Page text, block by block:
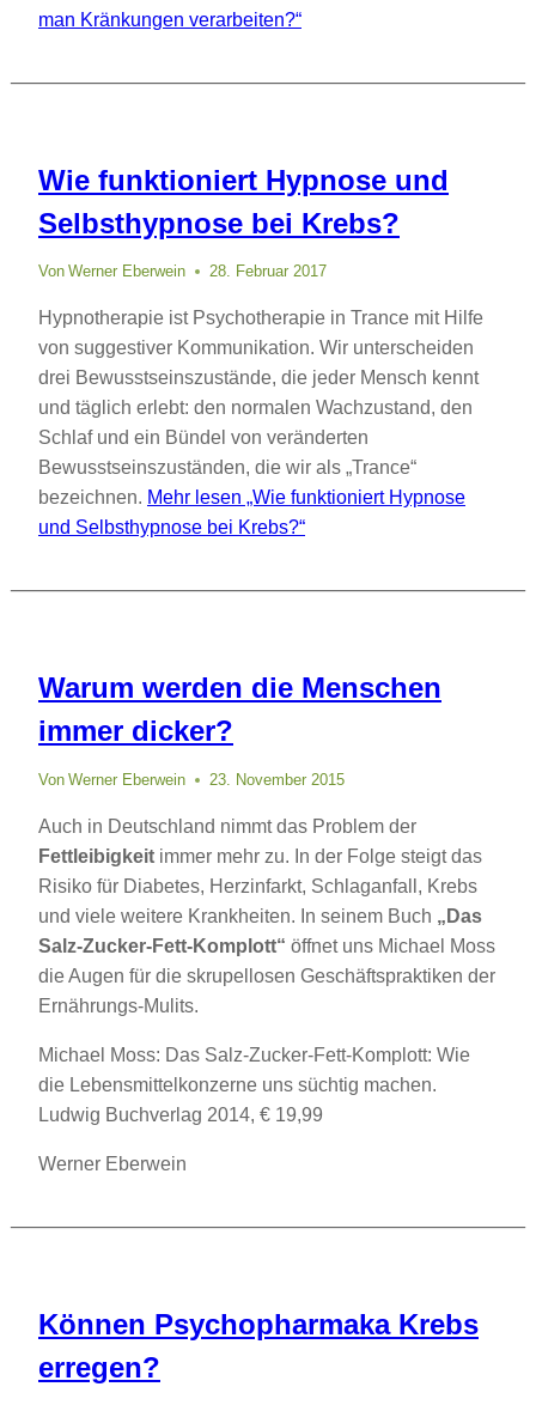
man Kränkungen verarbeiten?“
Wie funktioniert Hypnose und
Selbsthypnose bei Krebs?
Von Werner Eberwein 28. Februar 2017
Hypnotherapie ist Psychotherapie in Trance mit Hilfe
von suggestiver Kommunikation. Wir unterscheiden
drei Bewusstseinszustände, die jeder Mensch kennt
und täglich erlebt: den normalen Wachzustand, den
Schlaf und ein Bündel von veränderten
Bewusstseinszuständen, die wir als „Trance“
bezeichnen. Mehr lesen „Wie funktioniert Hypnose
und Selbsthypnose bei Krebs?“
Warum werden die Menschen
immer dicker?
Von Werner Eberwein 23. November 2015
Auch in Deutschland nimmt das Problem der
Fettleibigkeit immer mehr zu. In der Folge steigt das
Risiko für Diabetes, Herzinfarkt, Schlaganfall, Krebs
und viele weitere Krankheiten. In seinem Buch „Das
Salz-Zucker-Fett-Komplott“ öffnet uns Michael Moss
die Augen für die skrupellosen Geschäftspraktiken der
Ernährungs-Mulits.
Michael Moss: Das Salz-Zucker-Fett-Komplott: Wie
die Lebensmittelkonzerne uns süchtig machen.
Ludwig Buchverlag 2014, € 19,99
Werner Eberwein
Können Psychopharmaka Krebs
erregen?